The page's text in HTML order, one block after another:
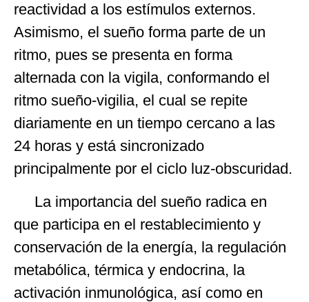
reactividad a los estímulos externos.
Asimismo, el sueño forma parte de un
ritmo, pues se presenta en forma
alternada con la vigila, conformando el
ritmo sueño-vigilia, el cual se repite
diariamente en un tiempo cercano a las
24 horas y está sincronizado
principalmente por el ciclo luz-obscuridad.
La importancia del sueño radica en
que participa en el restablecimiento y
conservación de la energía, la regulación
metabólica, térmica y endocrina, la
activación inmunológica, así como en